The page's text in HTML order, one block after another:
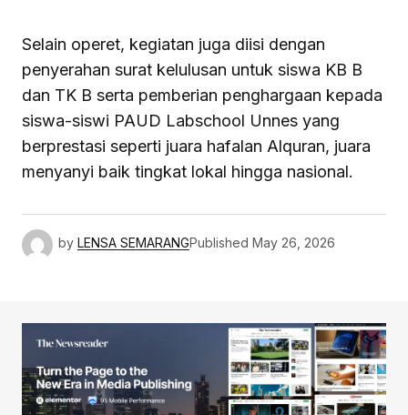
Selain operet, kegiatan juga diisi dengan
penyerahan surat kelulusan untuk siswa KB B
dan TK B serta pemberian penghargaan kepada
siswa-siswi PAUD Labschool Unnes yang
berprestasi seperti juara hafalan Alquran, juara
menyanyi baik tingkat lokal hingga nasional.
by LENSA SEMARANGPublished May 26, 2026